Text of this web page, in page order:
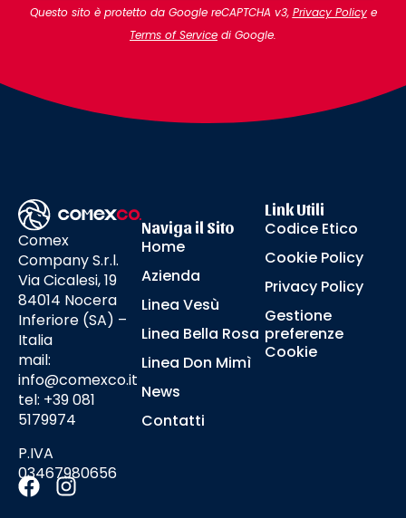
Questo sito è protetto da Google reCAPTCHA v3, Privacy Policye
Terms of Service di Google.
Comex
Company S.r.l.
Via Cicalesi, 19
84014 Nocera
Inferiore (SA) –
Italia
mail:
info@comexco.it
tel: +39 081
5179974
P.IVA
03467980656
Naviga il Sito
Home
Azienda
Linea Vesù
Linea Bella Rosa
Linea Don Mimì
News
Contatti
Link Utili
Codice Etico
Cookie Policy
Privacy Policy
Gestione
preferenze
Cookie